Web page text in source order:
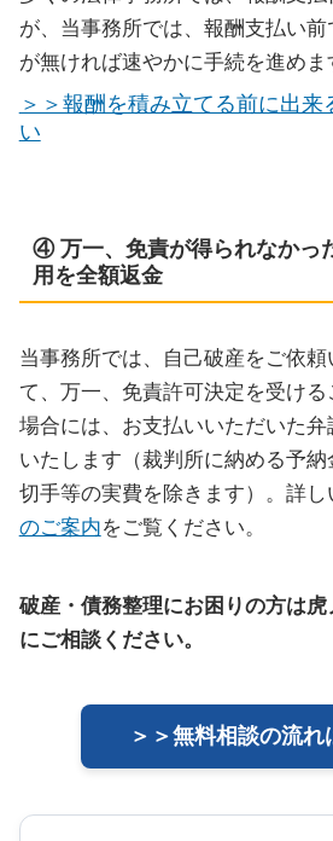
が、当事務所では、報酬支払い
が無ければ速やかに手続を進めま
＞＞報酬を積み立てる前に出来
い
④ 万一、免責が得られなかっ
用を全額返金
当事務所では、自己破産をご依
て、万一、免責許可決定を受け
場合には、お支払いいただいた
いたします（裁判所に納める予
切手等の実費を除きます）。詳し
のご案内をご覧ください。
破産・債務整理にお困りの方は
にご相談ください。
＞＞無料相談の流れ